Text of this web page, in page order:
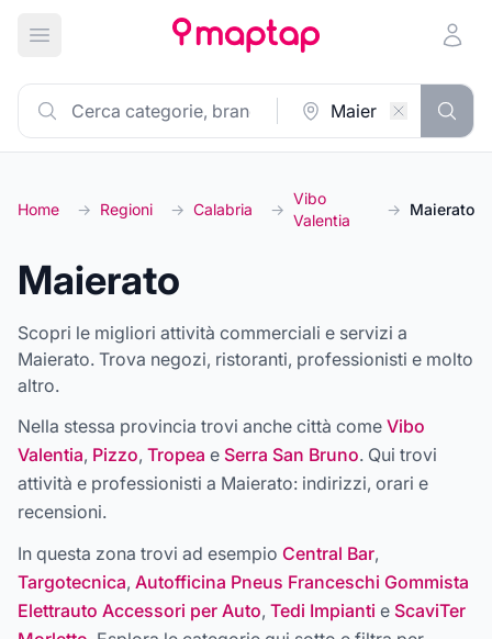
Apri menu principale
Home → Regioni → Calabria →
Vibo
Valentia
→ Maierato
Maierato
Scopri le migliori attività commerciali e servizi a
Maierato. Trova negozi, ristoranti, professionisti e molto
altro.
Nella stessa provincia trovi anche città come Vibo
Valentia, Pizzo, Tropea e Serra San Bruno. Qui trovi
attività e professionisti a Maierato: indirizzi, orari e
recensioni.
In questa zona trovi ad esempio Central Bar,
Targotecnica, Autofficina Pneus Franceschi Gommista
Elettrauto Accessori per Auto, Tedi Impianti e ScaviTer